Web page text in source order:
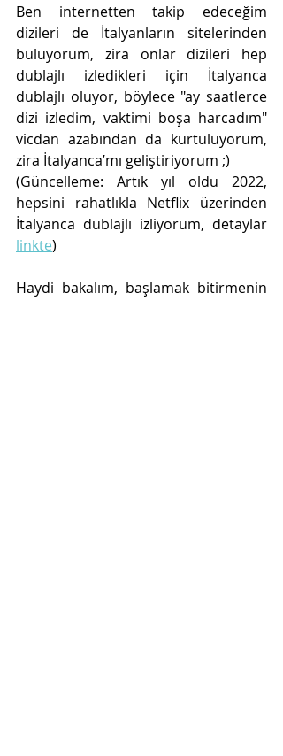
Ben internetten takip edeceğim
dizileri de İtalyanların sitelerinden
buluyorum, zira onlar dizileri hep
dublajlı izledikleri için İtalyanca
dublajlı oluyor, böylece "ay saatlerce
dizi izledim, vaktimi boşa harcadım"
vicdan azabından da kurtuluyorum,
zira İtalyanca’mı geliştiriyorum ;)
(Güncelleme: Artık yıl oldu 2022,
hepsini rahatlıkla Netflix üzerinden
linkte)
Haydi bakalım, başlamak bitirmenin